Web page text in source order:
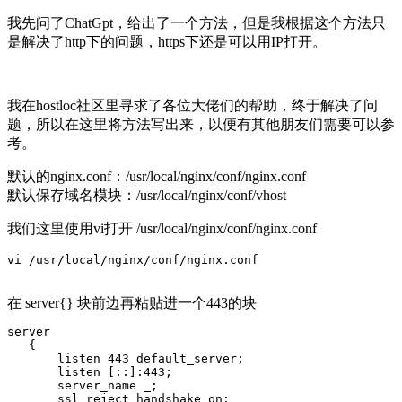
我先问了ChatGpt，给出了一个方法，但是我根据这个方法只
是解决了http下的问题，https下还是可以用IP打开。
我在hostloc社区里寻求了各位大佬们的帮助，终于解决了问
题，所以在这里将方法写出来，以便有其他朋友们需要可以参
考。
默认的nginx.conf：/usr/local/nginx/conf/nginx.conf
默认保存域名模块：/usr/local/nginx/conf/vhost
我们这里使用vi打开 /usr/local/nginx/conf/nginx.conf
vi /usr/local/nginx/conf/nginx.conf
在 server{} 块前边再粘贴进一个443的块
server
   {
       listen 443 default_server;
       listen [::]:443;
       server_name _;
       ssl_reject_handshake on;